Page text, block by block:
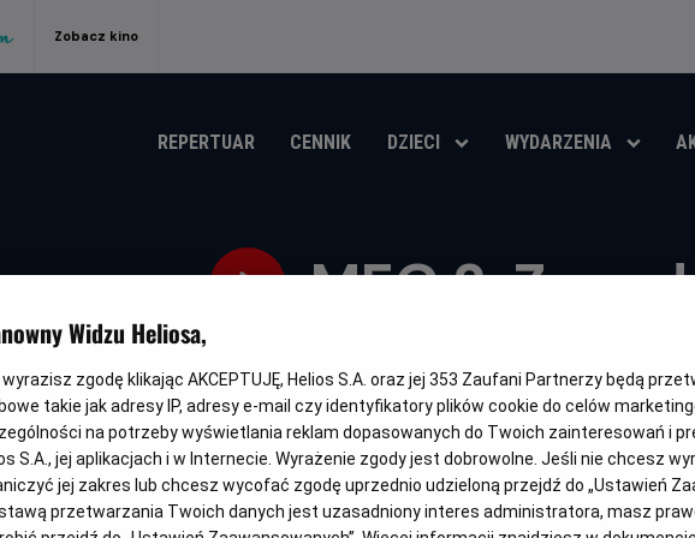
Zobacz kino
REPERTUAR CENNIK DZIECI WYDARZENIA
MEG 2.
tytuł
OBSERWUJ
Джинг,
DUBBING WERSJA JĘZYKOWA UA
Widzu Heliosa,
zgodę klikając AKCEPTUJĘ, Helios S.A. oraz jej 353 Zaufani Partnerzy będą
takie jak adresy IP, adresy e-mail czy identyfikatory plików cookie do celów
na potrzeby wyświetlania reklam dopasowanych do Twoich zainteresowań i
S.A., jej aplikacjach i w Internecie. Wyrażenie zgody jest dobrowolne. Jeśli nie chcesz
jej zakres lub chcesz wycofać zgodę uprzednio udzieloną przejdź do „Ustawień
przetwarzania Twoich danych jest uzasadniony interes administratora, masz